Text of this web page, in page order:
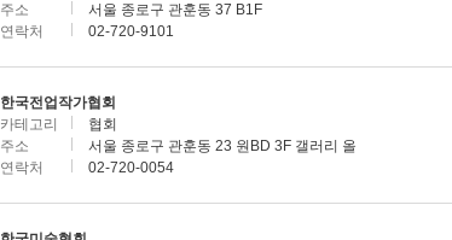
주소
서울 종로구 관훈동 37 B1F
연락처
02-720-9101
한국전업작가협회
카테고리
협회
주소
서울 종로구 관훈동 23 원BD 3F 갤러리 올
연락처
02-720-0054